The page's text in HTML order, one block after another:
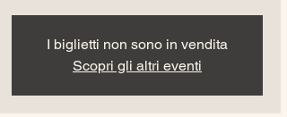
I biglietti non sono in vendita
Scopri gli altri eventi